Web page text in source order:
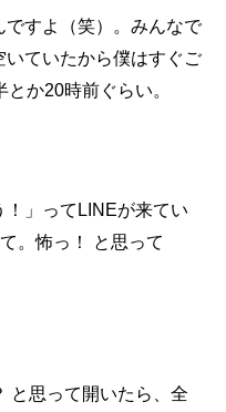
すよ（笑）。みんなで
ていたから僕はすぐご
か20時前ぐらい。
」ってLINEが来てい
。怖っ！ と思って
と思って開いたら、全